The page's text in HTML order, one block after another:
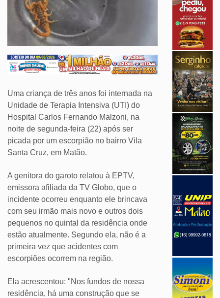
Uma criança de três anos foi internada na
Unidade de Terapia Intensiva (UTI) do
Hospital Carlos Fernando Malzoni, na
noite de segunda-feira (22) após ser
picada por um escorpião no bairro Vila
Santa Cruz, em Matão.
A genitora do garoto relatou à EPTV,
emissora afiliada da TV Globo, que o
incidente ocorreu enquanto ele brincava
com seu irmão mais novo e outros dois
pequenos no quintal da residência onde
estão atualmente. Segundo ela, não é a
primeira vez que acidentes com
escorpiões ocorrem na região.
Ela acrescentou: "Nos fundos de nossa
residência, há uma construção que se